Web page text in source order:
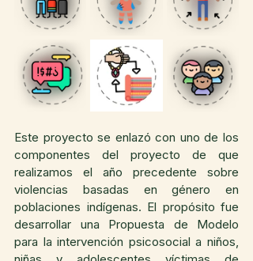
Este proyecto se enlazó con uno de los
componentes del proyecto de que
realizamos el año precedente sobre
violencias basadas en género en
poblaciones indígenas. El propósito fue
desarrollar una Propuesta de Modelo
para la intervención psicosocial a niños,